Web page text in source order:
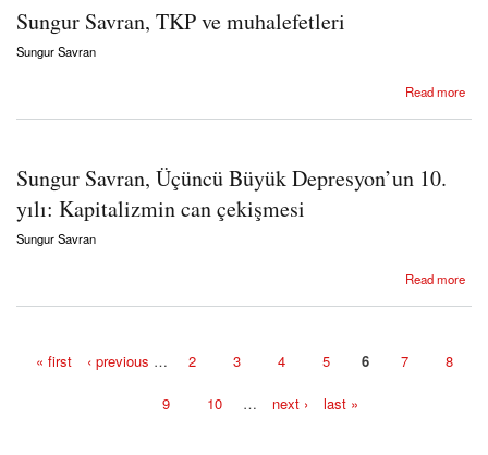
Sungur Savran, TKP ve muhalefetleri
Sungur Savran
Read more
Sungur Savran, Üçüncü Büyük Depresyon’un 10.
yılı: Kapitalizmin can çekişmesi
Sungur Savran
Read more
about Sungur Savran, Üçüncü Büyük Depresyon’un 10. yılı: Kapitalizmin can çekişmesi
Pages
« first ‹ previous … 2 3 4 5 6 7 8
9 10 … next › last »